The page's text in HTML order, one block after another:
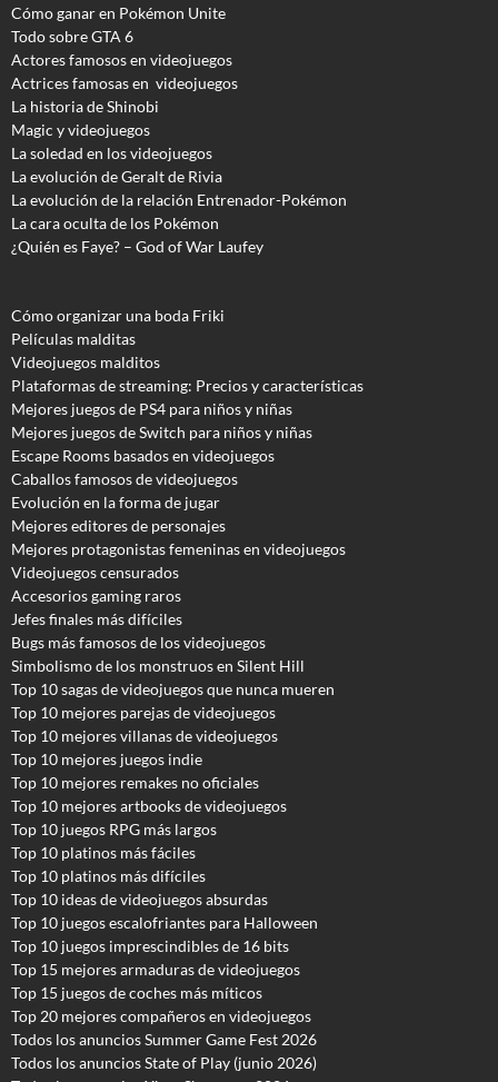
Cómo ganar en Pokémon Unite
Todo sobre GTA 6
Actores famosos en videojuegos
Actrices famosas en videojuegos
La historia de Shinobi
Magic y videojuegos
La soledad en los videojuegos
La evolución de Geralt de Rivia
La evolución de la relación Entrenador-Pokémon
La cara oculta de los Pokémon
¿Quién es Faye? – God of War Laufey
Cómo organizar una boda Friki
Películas malditas
Videojuegos malditos
Plataformas de streaming: Precios y características
Mejores juegos de PS4 para niños y niñas
Mejores juegos de Switch para niños y niñas
Escape Rooms basados en videojuegos
Caballos famosos de videojuegos
Evolución en la forma de jugar
Mejores editores de personajes
Mejores protagonistas femeninas en videojuegos
Videojuegos censurados
Accesorios gaming raros
Jefes finales más difíciles
Bugs más famosos de los videojuegos
Simbolismo de los monstruos en Silent Hill
Top 10 sagas de videojuegos que nunca mueren
Top 10 mejores parejas de videojuegos
Top 10 mejores villanas de videojuegos
Top 10 mejores juegos indie
Top 10 mejores remakes no oficiales
Top 10 mejores artbooks de videojuegos
Top 10 juegos RPG más largos
Top 10 platinos más fáciles
Top 10 platinos más difíciles
Top 10 ideas de videojuegos absurdas
Top 10 juegos escalofriantes para Halloween
Top 10 juegos imprescindibles de 16 bits
Top 15 mejores armaduras de videojuegos
Top 15 juegos de coches más míticos
Top 20 mejores compañeros en videojuegos
Todos los anuncios Summer Game Fest 2026
Todos los anuncios State of Play (junio 2026)